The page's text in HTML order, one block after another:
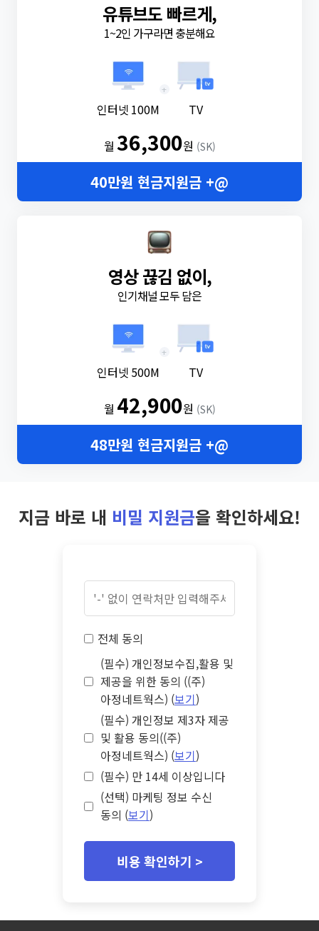
유튜브도 빠르게,
1~2인 가구라면 충분해요
인터넷 100M
+
TV
월36,300원 (SK)
40만원 현금지원금 +@
영상 끊김 없이,
인기채널 모두 담은
인터넷 500M
+
TV
월 42,900원 (SK)
48만원 현금지원금 +@
지금 바로 내 비밀 지원금을 확인하세요!
전체 동의
(필수) 개인정보수집,활용 및
제공을 위한 동의 ((주)
아정네트웍스) (보기)
(필수) 개인정보 제3자 제공
및 활용 동의((주)
아정네트웍스) (보기)
(필수) 만 14세 이상입니다
(선택) 마케팅 정보 수신
동의 (보기)
비용 확인하기 >